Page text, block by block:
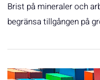
Brist på mineraler och
begränsa tillgången på